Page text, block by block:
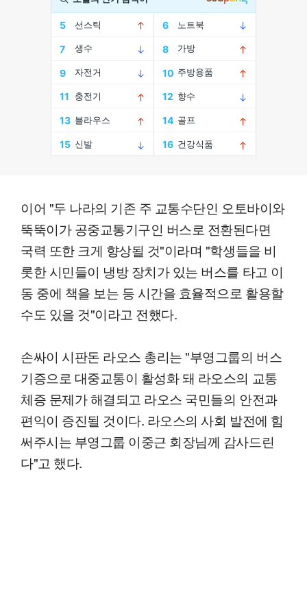
이어 "두 나라의 기존 주 교통수단인 오토바이와
뚝뚝이가 공중교통기구인 버스로 전환된다면
국력 또한 크게 향상될 것"이라며 "학생들을 비
롯한 시민들이 냉방 장치가 있는 버스를 타고 이
동 중에 책을 보는 등 시간을 효율적으로 활용할
수도 있을 것"이라고 전했다.
손싸이 시판돈 라오스 총리는 "부영그룹의 버스
기증으로 대중교통이 활성화 돼 라오스의 교통
체증 문제가 해결되고 라오스 국민들의 안전과
편익이 증진될 것이다. 라오스의 사회 발전에 힘
써주시는 부영그룹 이중근 회장님께 감사드린
다"고 했다.